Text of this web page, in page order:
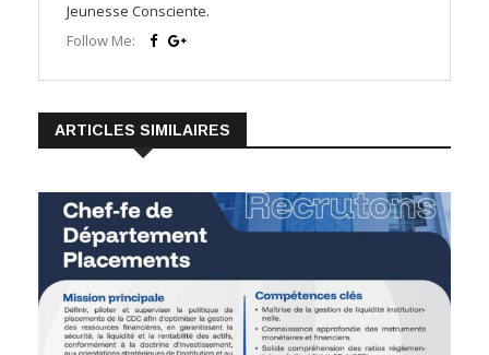
Jeunesse Consciente.
Follow Me:
ARTICLES SIMILAIRES